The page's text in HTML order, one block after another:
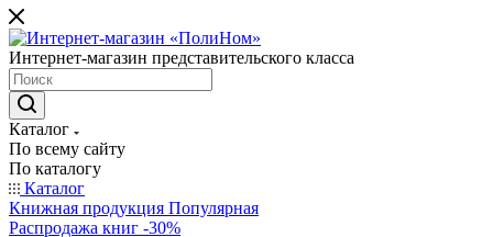
Интернет-магазин представительского класса
Каталог
По всему сайту
По каталогу
Каталог
Книжная продукция Популярная
Распродажа книг -30%